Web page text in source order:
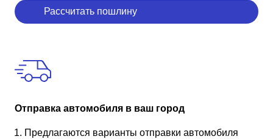
Рассчитать пошлину
Отправка автомобиля в ваш город
Предлагаются варианты отправки автомобиля